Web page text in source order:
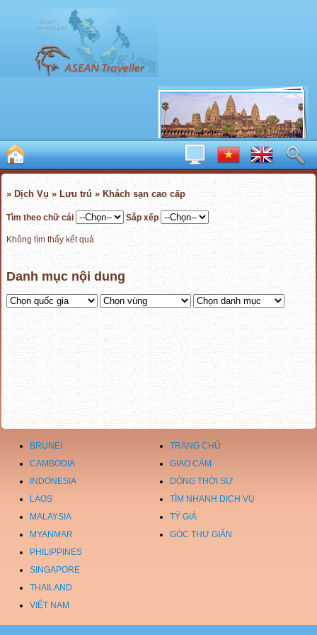
» Dịch Vụ » Lưu trú » Khách sạn cao cấp
Tìm theo chữ cái Sắp xếp
Không tìm thấy kết quả
Danh mục nội dung
BRUNEI
TRANG CHỦ
CAMBODIA
GIAO CẢM
INDONESIA
DÒNG THỜI SỰ
LAOS
TÌM NHANH DỊCH VỤ
MALAYSIA
TỶ GIÁ
MYANMAR
GÓC THƯ GIÃN
PHILIPPINES
SINGAPORE
THAILAND
VIỆT NAM